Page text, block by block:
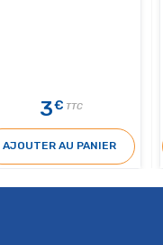
3€ TTC
AJOUTER AU PANIER